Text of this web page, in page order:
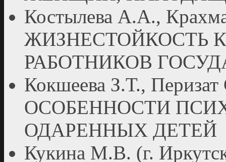
Костылева А.А.,
ЖИЗНЕСТОЙКОСТЬ
РАБОТНИКОВ
Кокшеева З.Т.,
ОСОБЕННОСТИ
ОДАРЕННЫХ ДЕТЕЙ
Кукина М.В. (г.